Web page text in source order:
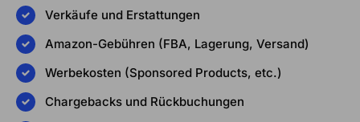
Verkäufe und Erstattungen
Amazon-Gebühren (FBA, Lagerung, Versand)
Werbekosten (Sponsored Products, etc.)
Chargebacks und Rückbuchungen